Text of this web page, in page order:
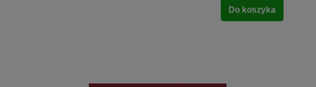
Do koszyka